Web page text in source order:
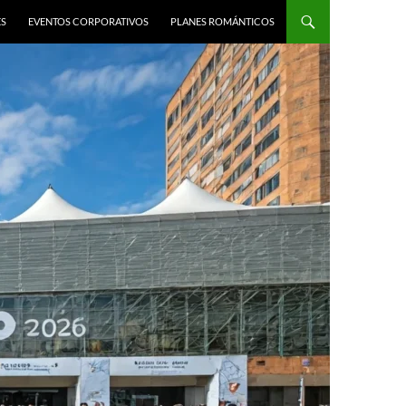
EVENTOS CORPORATIVOS PLANES ROMÁNTICOS